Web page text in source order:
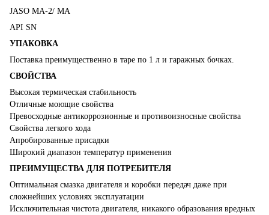
JASO MA-2/ MA
API SN
УПАКОВКА
Поставка преимущественно в таре по 1 л и гаражных бочках.
СВОЙСТВА
Высокая термическая стабильность
Отличные моющие свойства
Превосходные антикоррозионные и противоизносные свойства
Свойства легкого хода
Апробированные присадки
Широкий диапазон температур применения
ПРЕИМУЩЕСТВА ДЛЯ ПОТРЕБИТЕЛЯ
Оптимальная смазка двигателя и коробки передач даже при
сложнейших условиях эксплуатации
Исключительная чистота двигателя, никакого образования вредных